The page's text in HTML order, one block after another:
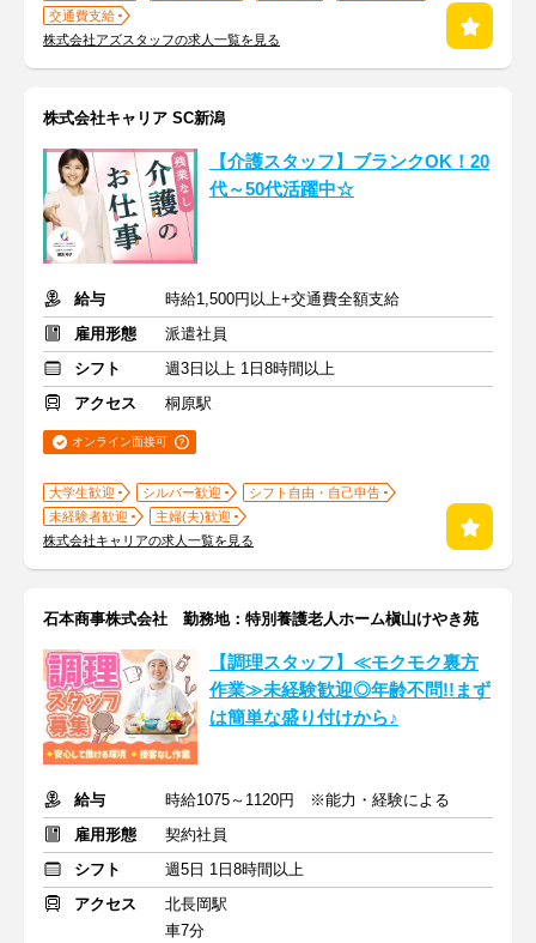
交通費支給
株式会社アズスタッフの求人一覧を見る
株式会社キャリア SC新潟
【介護スタッフ】ブランクOK！20
代～50代活躍中☆
給与
時給1,500円以上+交通費全額支給
雇用形態
派遣社員
シフト
週3日以上 1日8時間以上
アクセス
桐原駅
オンライン面接可
大学生歓迎 シルバー歓迎
シフト自由・自己申告
未経験者歓迎
主婦(夫)歓迎
株式会社キャリアの求人一覧を見る
石本商事株式会社 勤務地：特別養護老人ホーム槇山けやき苑
【調理スタッフ】≪モクモク裏方
作業≫未経験歓迎◎年齢不問!!まず
は簡単な盛り付けから♪
給与
時給1075～1120円 ※能力・経験による
雇用形態
契約社員
シフト
週5日 1日8時間以上
アクセス
北長岡駅
車7分